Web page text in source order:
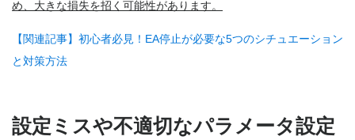
め、大きな損失を招く可能性があります。
【関連記事】初心者必見！EA停止が必要な5つのシチュエーション
と対策方法
設定ミスや不適切なパラメータ設定